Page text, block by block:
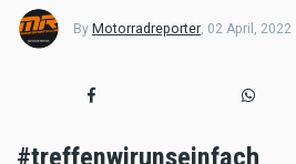
By Motorradreporter, 02 April, 2022
#treffenwirunseinfach